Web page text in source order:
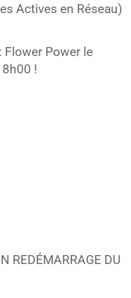
Actives en Réseau)
Power le
!
REDÉMARRAGE DU